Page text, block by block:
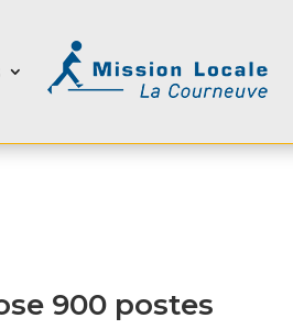
900 postes